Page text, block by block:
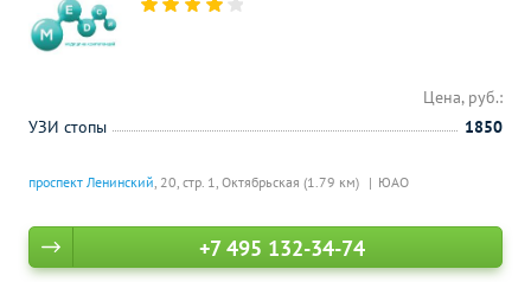
проспект Ленинский, 20, стр. 1, Октябрьская (1.79 км) ЮАО
Цена, руб.:
УЗИ стопы
1850
+7 495 132-34-74